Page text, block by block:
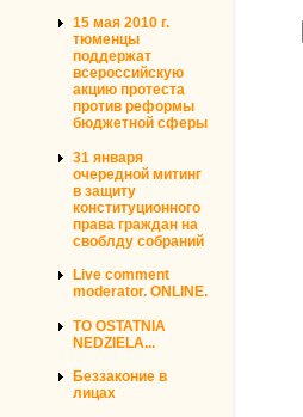
15 мая 2010 г.
тюменцы
поддержат
всероссийскую
акцию протеста
против реформы
бюджетной сферы
31 января
очередной митинг
в защиту
конституционного
права граждан на
своблду собраний
Live comment
moderator. ONLINE.
TO OSTATNIA
NEDZIELA...
Беззаконие в
лицах